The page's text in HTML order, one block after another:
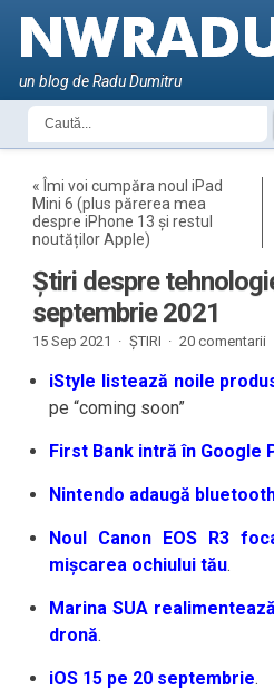
un blog de Radu Dumitru
« Îmi voi cumpăra noul iPad
Mini 6 (plus părerea mea
despre iPhone 13 și restul
noutăților Apple)
Știri despre
septembrie 2021
15 Sep 2021 · ȘTIRI · 20 comentarii
iStyle listează noile
pe “coming soon”
First Bank intră în Google
Nintendo adaugă
Noul Canon EOS R3
mișcarea ochiului tău.
Marina SUA
dronă.
iOS 15 pe 20 septembrie.